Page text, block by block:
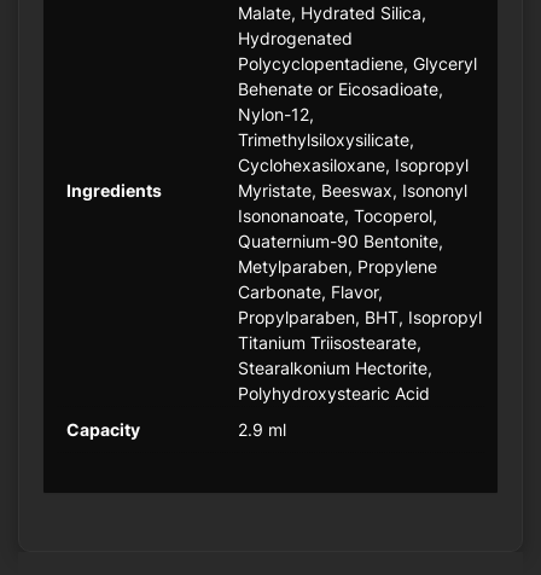
Ingredients
Malate, Hydrated Silica,
Hydrogenated
Polycyclopentadiene, Glyceryl
Behenate or Eicosadioate,
Nylon-12,
Trimethylsiloxysilicate,
Cyclohexasiloxane, Isopropyl
Myristate, Beeswax, Isononyl
Isononanoate, Tocoperol,
Quaternium-90 Bentonite,
Metylparaben, Propylene
Carbonate, Flavor,
Propylparaben, BHT, Isopropyl
Titanium Triisostearate,
Stearalkonium Hectorite,
Polyhydroxystearic Acid
Capacity
2.9 ml